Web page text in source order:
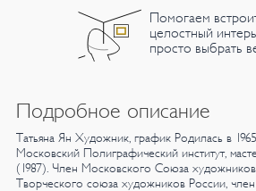
Помогаем
целостный
просто выбрать
Подробное описание
Татьяна Ян Художник, график Родилась в
Московский Полиграфический институт,
(1987). Член Московского Союза художников
Творческого союза художников России,